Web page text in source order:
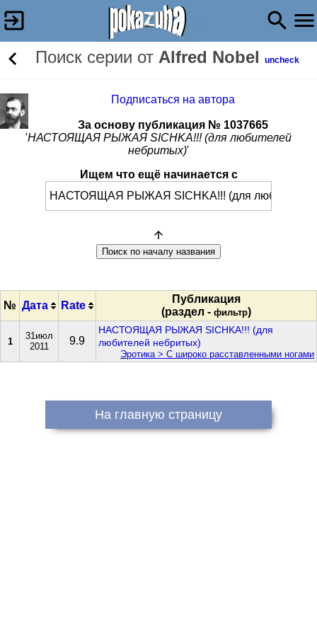
Поиск серии от Alfred Nobel uncheck
Подписаться на автора
За основу публикация № 1037665
'НАСТОЯЩАЯ РЫЖАЯ SICHKA!!! (для любителей
небритых)'
Ищем что ещё начинается с
№ Дата Rate
Публикация
(раздел - фильтр)
1
31июл
2011
9.9
НАСТОЯЩАЯ РЫЖАЯ SICHKA!!! (для
любителей небритых)
Эротика > С широко расставленными ногами
На главную страницу